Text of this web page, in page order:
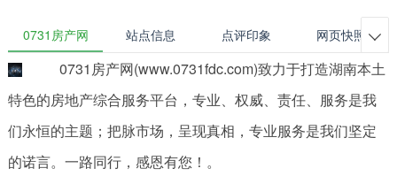
0731房产网 站点信息 点评印象 网页快照 
0731房产网(www.0731fdc.com)致力于打造湖南本土
特色的房地产综合服务平台，专业、权威、责任、服务是我
们永恒的主题；把脉市场，呈现真相，专业服务是我们坚定
的诺言。一路同行，感恩有您！。